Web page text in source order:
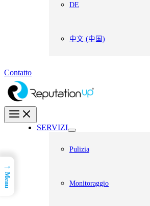
DE
中文 (中国)
Contatto
SERVIZI
Pulizia
Monitoraggio
→
Menu